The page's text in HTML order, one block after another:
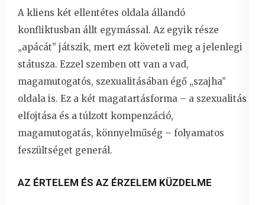
A kliens két ellentétes oldala állandó
konfliktusban állt egymással. Az egyik része
„apácát” játszik, mert ezt követeli meg a jelenlegi
státusza. Ezzel szemben ott van a vad,
magamutogatós, szexualitásában égő „szajha”
oldala is. Ez a két magatartásforma – a szexualitás
elfojtása és a túlzott kompenzáció,
magamutogatás, könnyelműség – folyamatos
feszültséget generál.
AZ ÉRTELEM ÉS AZ ÉRZELEM KÜZDELME